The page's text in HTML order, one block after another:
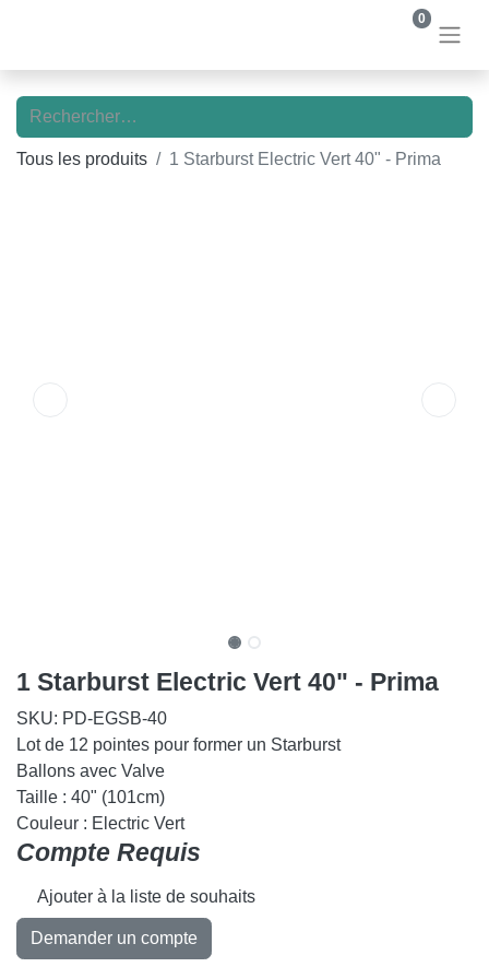
0
Tous les produits 1 Starburst Electric Vert 40" - Prima
1 Starburst Electric Vert 40" -
Prima
SKU:PD-EGSB-40
Lot de 12 pointes pour former un Starburst
Ballons avec Valve
Taille : 40" (101cm)
Couleur : Electric Vert
Compte Requis
Ajouter à la liste de souhaits